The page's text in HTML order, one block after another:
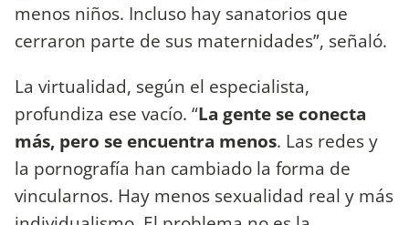
menos niños. Incluso hay sanatorios que
cerraron parte de sus maternidades”, señaló.
La virtualidad, según el especialista,
profundiza ese vacío. “La gente se conecta
más, pero se encuentra menos. Las redes y
la pornografía han cambiado la forma de
vincularnos. Hay menos sexualidad real y más